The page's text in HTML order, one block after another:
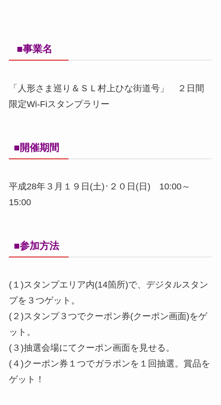
■事業名
「人形さま巡り＆ＳＬ村上ひな街道号」 ２日間
限定Wi-Fiスタンプラリー
■開催期間
平成28年３月１９日(土)･２０日(日) 10:00～
15:00
■参加方法
(１)スタンプエリア内(14箇所)で、デジタルスタン
プを３つゲット。
(２)スタンプ３つでクーポン券(クーポン画面)をゲ
ット。
(３)抽選会場にてクーポン画面を見せる。
(４)クーポン券１つでガラポンを１回抽選。賞品を
ゲット！